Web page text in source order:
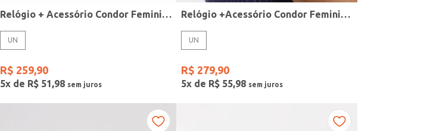
Relógio + Acessório Condor Feminino PRATA
UN
R$ 259,90
5x de R$ 51,98
Relógio +Acessório Condor Feminino DOURADO
UN
R$ 279,90
5x de R$ 55,98